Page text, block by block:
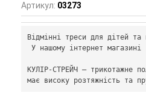
Артикул: 03273
Відмінні треси для дітей та
У нашому інтернет
КУЛІР-СТРЕЙЧ – трикотажне
має високу розтяжність та